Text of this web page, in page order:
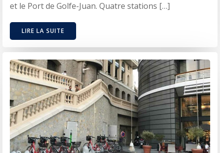
et le Port de Golfe-Juan. Quatre stations […]
LIRE LA SUITE